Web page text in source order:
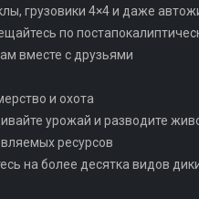
грузовики 4×4 и даже
по
вместе с друзьями
и охота
урожай и разводите
ресурсов
на более десятка видов